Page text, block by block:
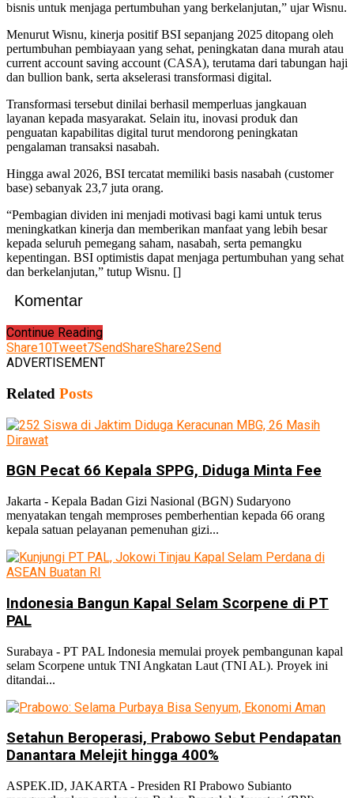
bisnis untuk menjaga pertumbuhan yang berkelanjutan,” ujar Wisnu.
Menurut Wisnu, kinerja positif BSI sepanjang 2025 ditopang oleh
pertumbuhan pembiayaan yang sehat, peningkatan dana murah atau
current account saving account (CASA), terutama dari tabungan haji
dan bullion bank, serta akselerasi transformasi digital.
Transformasi tersebut dinilai berhasil memperluas jangkauan
layanan kepada masyarakat. Selain itu, inovasi produk dan
penguatan kapabilitas digital turut mendorong peningkatan
pengalaman transaksi nasabah.
Hingga awal 2026, BSI tercatat memiliki basis nasabah (customer
base) sebanyak 23,7 juta orang.
“Pembagian dividen ini menjadi motivasi bagi kami untuk terus
meningkatkan kinerja dan memberikan manfaat yang lebih besar
kepada seluruh pemegang saham, nasabah, serta pemangku
kepentingan. BSI optimistis dapat menjaga pertumbuhan yang sehat
dan berkelanjutan,” tutup Wisnu. []
Komentar
Continue Reading
Share10Tweet7SendShareShare2Send
ADVERTISEMENT
Related Posts
BGN Pecat 66 Kepala SPPG, Diduga Minta Fee
Jakarta - Kepala Badan Gizi Nasional (BGN) Sudaryono
menyatakan tengah memproses pemberhentian kepada 66 orang
kepala satuan pelayanan pemenuhan gizi...
Indonesia Bangun Kapal Selam Scorpene di PT
PAL
Surabaya - PT PAL Indonesia memulai proyek pembangunan kapal
selam Scorpene untuk TNI Angkatan Laut (TNI AL). Proyek ini
ditandai...
Setahun Beroperasi, Prabowo Sebut Pendapatan
Danantara Melejit hingga 400%
ASPEK.ID, JAKARTA - Presiden RI Prabowo Subianto